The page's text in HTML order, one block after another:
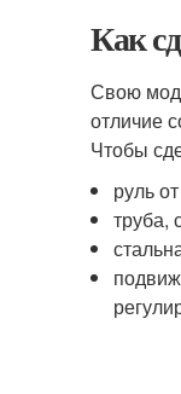
Как
Свою
отличие
Чтобы
руль
труба,